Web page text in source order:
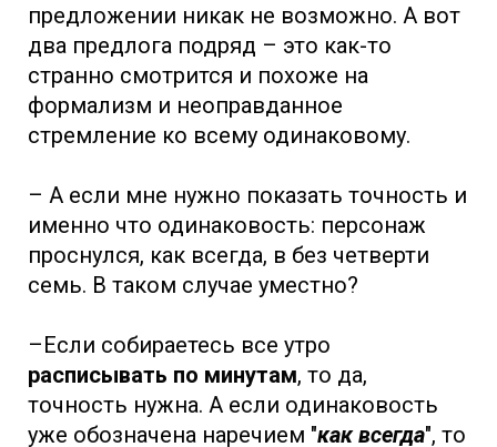
предложении никак не возможно. А вот
два предлога подряд – это как-то
странно смотрится и похоже на
формализм и неоправданное
стремление ко всему одинаковому.
– А если мне нужно показать точность и
именно что одинаковость: персонаж
проснулся, как всегда, в без четверти
семь. В таком случае уместно?
–Если собираетесь все утро
расписывать по минутам, то да,
точность нужна. А если одинаковость
уже обозначена наречием "как всегда", то